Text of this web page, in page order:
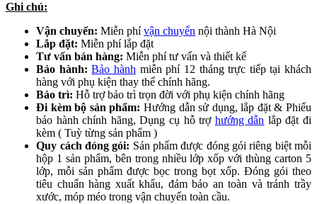
Ghi chú:
Vận chuyển: Miễn phívận chuyển nội thành Hà Nội
Lắp đặt:Miễn phí lắp đặt
Tư vấn bán hàng: Miễn phí tư vấn và thiết kế
Bảo hành: Bảo hành miễn phí 12 tháng trực tiếp tại khách
hàng với phụ kiện thay thế chính hãng.
Bảo trì: Hỗ trợ bảo trì trọn đời với phụ kiện chính hãng
Đi kèm bộ sản phẩm: Hướng dẫn sử dụng, lắp đặt & Phiếu
bảo hành chính hãng, Dụng cụ hỗ trợ hướng dẫn lắp đặt đi
kèm ( Tuỳ từng sản phẩm )
Quy cách đóng gói: Sản phẩm được đóng gói riêng biệt mỗi
hộp 1 sản phẩm, bên trong nhiều lớp xốp với thùng carton 5
lớp, mỗi sản phẩm được bọc trong bọt xốp. Đóng gói theo
tiêu chuẩn hàng xuất khẩu, đảm bảo an toàn và tránh trầy
xước, móp méo trong vận chuyển toàn cầu.